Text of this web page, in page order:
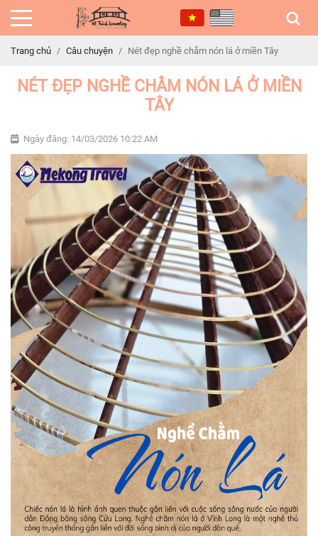
Trang chủ Câu chuyện Nét đẹp nghề chằm nón lá ở miền Tây
NÉT ĐẸP NGHỀ CHẰM NÓN LÁ Ở MIỀN
TÂY
Ngày đăng: 14/03/2026 10:22 AM